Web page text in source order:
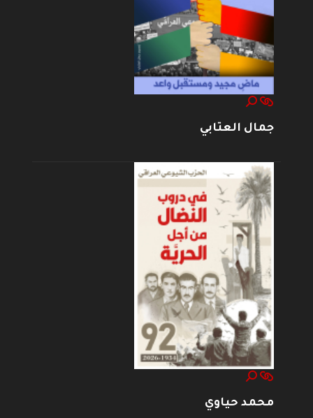
جمال العتابي
محمد حياوي